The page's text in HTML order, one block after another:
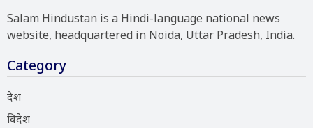
Salam Hindustan is a Hindi-language national news
website, headquartered in Noida, Uttar Pradesh, India.
Category
देश
विदेश